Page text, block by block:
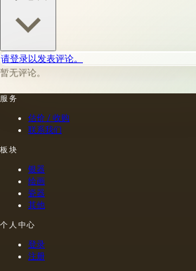
请登录以发表评论。
暂无评论。
服务
估价 / 收购
联系我们
板块
银器
绘画
瓷器
其他
个人中心
登录
注册